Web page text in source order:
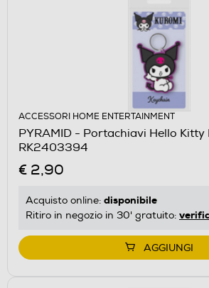
ACCESSORI HOME ENTERTAINMENT
PYRAMID - Portachiavi Hello Kitty
RK2403394
€ 2,90
Acquisto online: disponibile
Ritiro in negozio in 30' gratuito:
AGGIUNGI